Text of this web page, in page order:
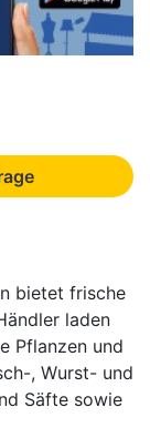
bietet frische
laden
Pflanzen und
, Wurst- und
Säfte sowie